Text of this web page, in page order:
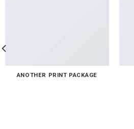
ANOTHER PRINT PACKAGE